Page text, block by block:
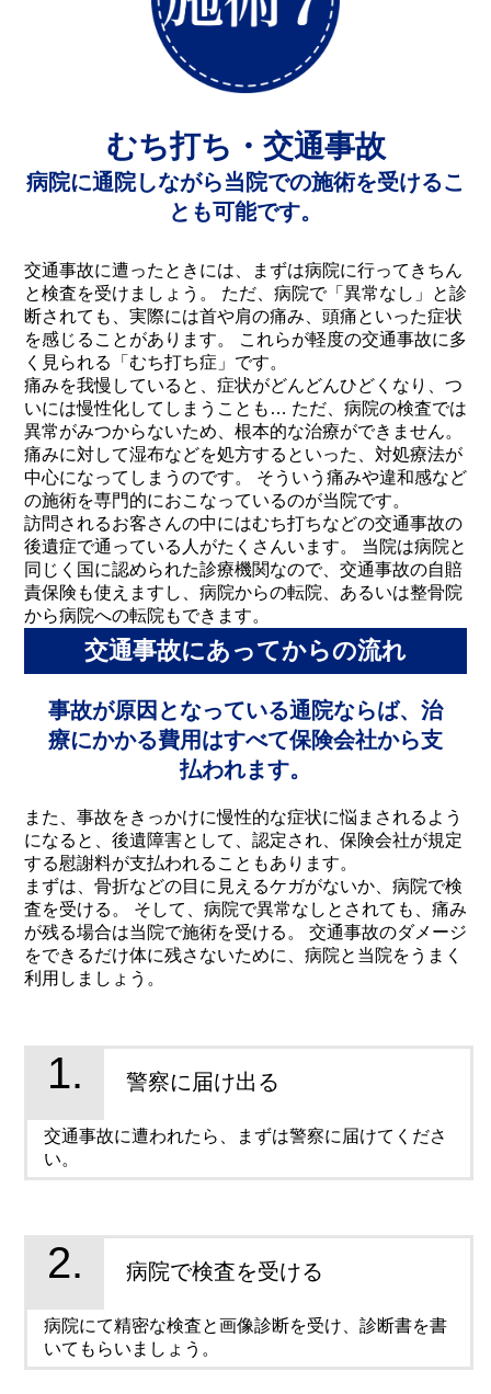
むち打ち・交通事故
病院に通院しながら当院での施術を受けるこ
とも可能です。
交通事故に遭ったときには、まずは病院に行ってきちん
と検査を受けましょう。
ただ、病院で「異常なし」と診
断されても、実際には首や肩の痛み、頭痛といった症状
を感じることがあります。
これらが軽度の交通事故に多
く見られる「むち打ち症」です。
痛みを我慢していると、症状がどんどんひどくなり、つ
いには慢性化してしまうことも… ただ、病院の検査では
異常がみつからないため、根本的な治療ができません。
痛みに対して湿布などを処方するといった、対処療法が
中心になってしまうのです。 そういう痛みや違和感など
の施術を専門的におこなっているのが当院です。
訪問されるお客さんの中にはむち打ちなどの交通事故の
後遺症で通っている人がたくさんいます。 当院は病院と
同じく国に認められた診療機関なので、交通事故の自賠
責保険も使えますし、病院からの転院、あるいは整骨院
から病院への転院もできます。
交通事故にあってからの流れ
事故が原因となっている通院ならば、 治
療にかかる費用はすべて保険会社から支
払われます。
また、事故をきっかけに慢性的な症状に悩まされるよう
になると、後遺障害として、認定され、保険会社が規定
する慰謝料が支払われることもあります。
まずは、骨折などの目に見えるケガがないか、病院で検
査を受ける。
そして、病院で異常なしとされても、痛み
が残る場合は当院で施術を受ける。
交通事故のダメージ
をできるだけ体に残さないために、病院と当院をうまく
利用しましょう。
1. 警察に届け出る
交通事故に遭われたら、まずは警察に届けてくださ
い。
2. 病院で検査を受ける
病院にて精密な検査と画像診断を受け、診断書を書
いてもらいましょう。